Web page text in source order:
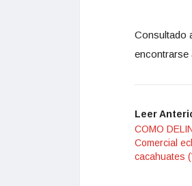
Consultado
encontrarse
Leer
COMO
Comercial
cacahuates